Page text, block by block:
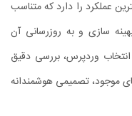
عملکرد را دارد که متناسب
سازی و به‌ روزرسانی آن
انتخاب وردپرس، بررسی دقیق
موجود، تصمیمی هوشمندانه‌